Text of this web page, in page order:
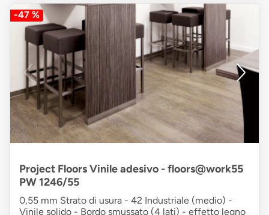
-47 %
Project Floors Vinile adesivo - floors@work55
PW 1246/55
0,55 mm Strato di usura - 42 Industriale (medio) -
Vinile solido - Bordo smussato (4 lati) - effetto legno